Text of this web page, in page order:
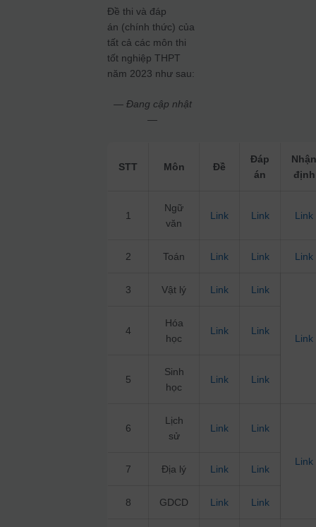
Đề thi và đáp
án (chính thức) của
tất cả các môn thi
tốt nghiệp THPT
năm 2023 như sau:
— Đang cập nhật
—
STT Môn Đề
Đáp
án
định
1
Ngữ
văn
Link Link Link
2 Toán Link Link Link
3 Vật lý Link Link
Link
4
Hóa
học
Link Link
5
Sinh
học
Link Link
6
Lịch
sử
Link Link
Link
7 Địa lý Link Link
8 GDCD Link Link